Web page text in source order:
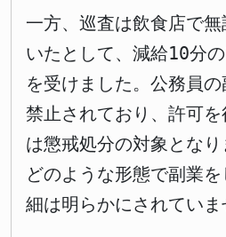
一方、巡査は飲食店で
いたとして、減給10分
を受けました。公務員
禁止されており、許可
は懲戒処分の対象とな
どのような形態で副業
細は明らかにされていま